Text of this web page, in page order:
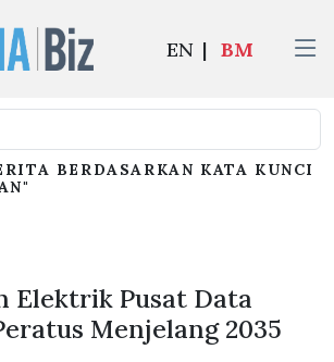
EN | BM
BERDASARKAN KATA KUNCI
Elektrik Pusat Data
Menjelang 2035